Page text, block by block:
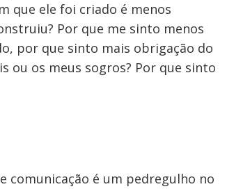
que ele foi criado é menos
Por que me sinto menos
por que sinto mais obrigação do
ou os meus sogros? Por que sinto
comunicação é um pedregulho no